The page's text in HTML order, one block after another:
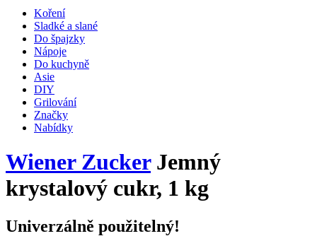
Koření
Sladké a slané
Do špajzky
Nápoje
Do kuchyně
Asie
DIY
Grilování
Značky
Nabídky
Wiener ZuckerJemný
krystalový cukr, 1 kg
Univerzálně použitelný!